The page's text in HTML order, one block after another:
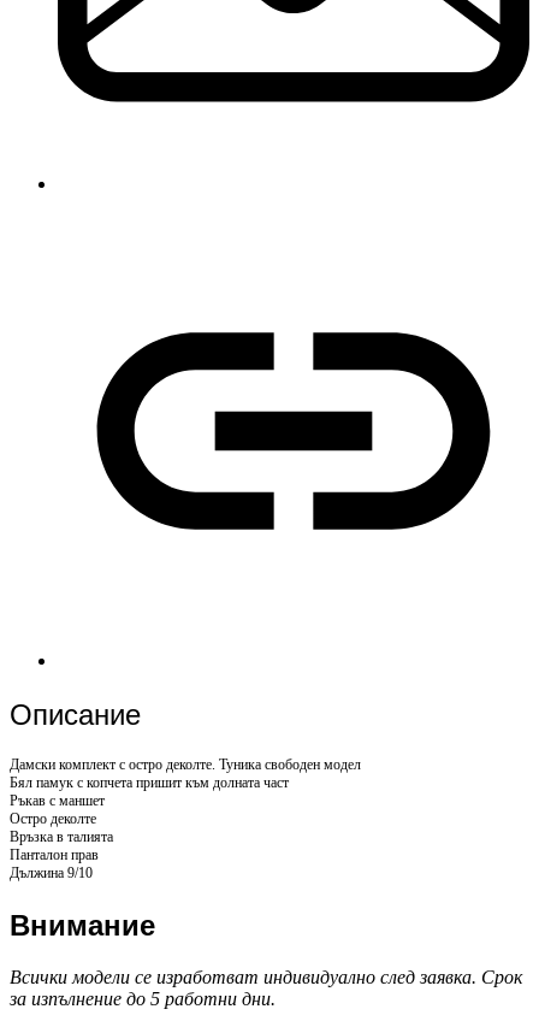
Описание
Дамски комплект с остро деколте. Туника свободен модел
Бял памук с копчета пришит към долната част
Ръкав с маншет
Остро деколте
Връзка в талията
Панталон прав
Дължина 9/10
Внимание
Всички модели се изработват индивидуално след заявка. Срок
за изпълнение до 5 работни дни.